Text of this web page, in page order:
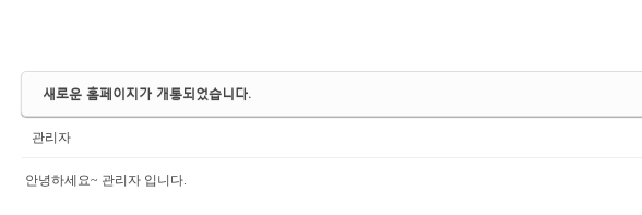
새로운 홈페이지가 개통되었습니다.
관리자
안녕하세요~ 관리자 입니다.